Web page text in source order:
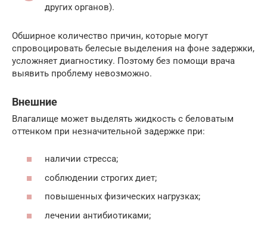
других органов).
Обширное количество причин, которые могут
спровоцировать белесые выделения на фоне задержки,
усложняет диагностику. Поэтому без помощи врача
выявить проблему невозможно.
Внешние
Влагалище может выделять жидкость с беловатым
оттенком при незначительной задержке при:
наличии стресса;
соблюдении строгих диет;
повышенных физических нагрузках;
лечении антибиотиками;